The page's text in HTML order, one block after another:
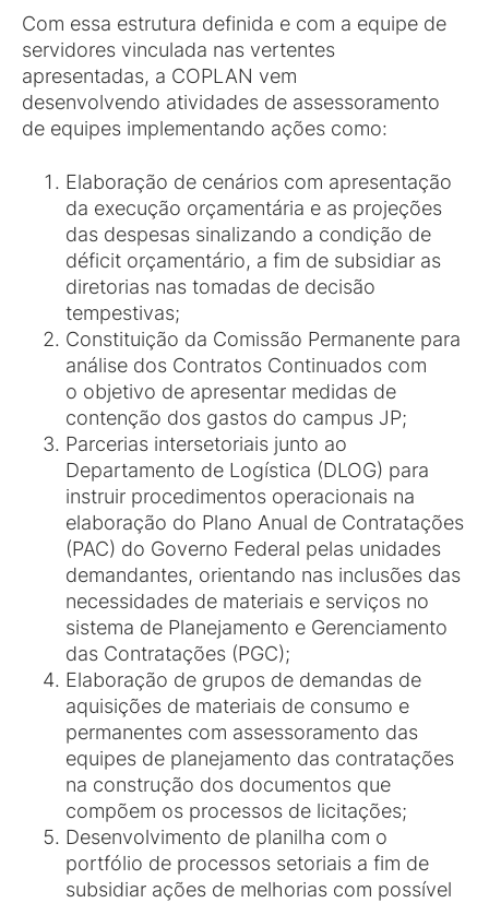
Com essa estrutura definida e com a equipe de
servidores vinculada nas vertentes
apresentadas, a COPLAN vem
desenvolvendo atividades de assessoramento
de equipes implementando ações como:
Elaboração de cenários com apresentação
da execução orçamentária e as projeções
das despesas sinalizando a condição de
déficit orçamentário, a fim de subsidiar as
diretorias nas tomadas de decisão
tempestivas;
Constituição da Comissão Permanente para
análise dos Contratos Continuados com
o objetivo de apresentar medidas de
contenção dos gastos do campus JP;
Parcerias intersetoriais junto ao
Departamento de Logística (DLOG) para
instruir procedimentos operacionais na
elaboração do Plano Anual de Contratações
(PAC) do Governo Federal pelas unidades
demandantes, orientando nas inclusões das
necessidades de materiais e serviços no
sistema de Planejamento e Gerenciamento
das Contratações (PGC);
Elaboração de grupos de demandas de
aquisições de materiais de consumo e
permanentes com assessoramento das
equipes de planejamento das contratações
na construção dos documentos que
compõem os processos de licitações;
Desenvolvimento de planilha com o
portfólio de processos setoriais a fim de
subsidiar ações de melhorias com possível